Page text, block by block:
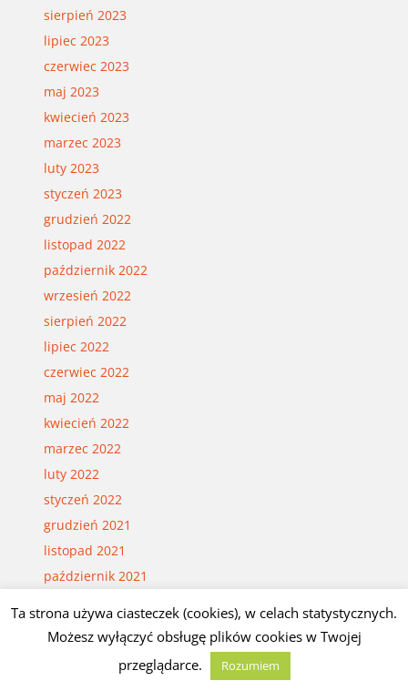
sierpień 2023
lipiec 2023
czerwiec 2023
maj 2023
kwiecień 2023
marzec 2023
luty 2023
styczeń 2023
grudzień 2022
listopad 2022
październik 2022
wrzesień 2022
sierpień 2022
lipiec 2022
czerwiec 2022
maj 2022
kwiecień 2022
marzec 2022
luty 2022
styczeń 2022
grudzień 2021
listopad 2021
październik 2021
sierpień 2021
czerwiec 2021
Ta strona używa ciasteczek (cookies), w celach statystycznych.
Możesz wyłączyć obsługę plików cookies w Twojej
przeglądarce.
Rozumiem